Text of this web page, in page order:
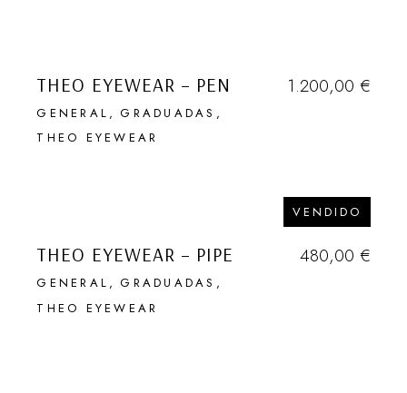
THEO EYEWEAR – PEN
GENERAL
GRADUADAS
THEO EYEWEAR
1.200,00 €
VENDIDO
THEO EYEWEAR – PIPE
GENERAL
GRADUADAS
THEO EYEWEAR
480,00 €